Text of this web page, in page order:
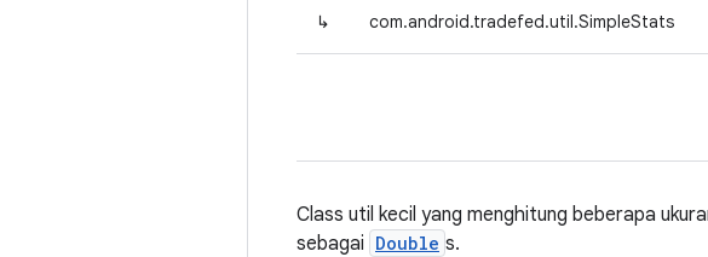
↳ com.android.tradefed.util.SimpleStats
Class util kecil yang menghitung beberapa
sebagai Double s.